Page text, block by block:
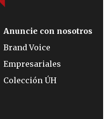
Anuncie con nosotros
Brand Voice
Empresariales
Colección ÚH